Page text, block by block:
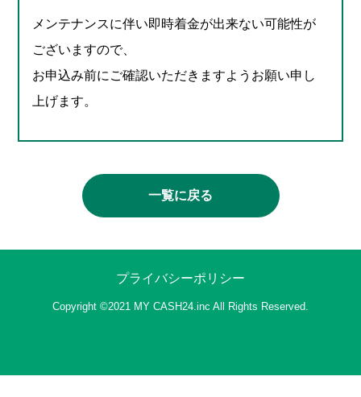
メンテナンスに伴い即時着金が出来ない可能性が
ございますので、
お申込み前にご確認いただきますようお願い申し
上げます。
一覧に戻る
プライバシーポリシー
Copyright ©2021 MY CASH24.inc All Rights Reserved.